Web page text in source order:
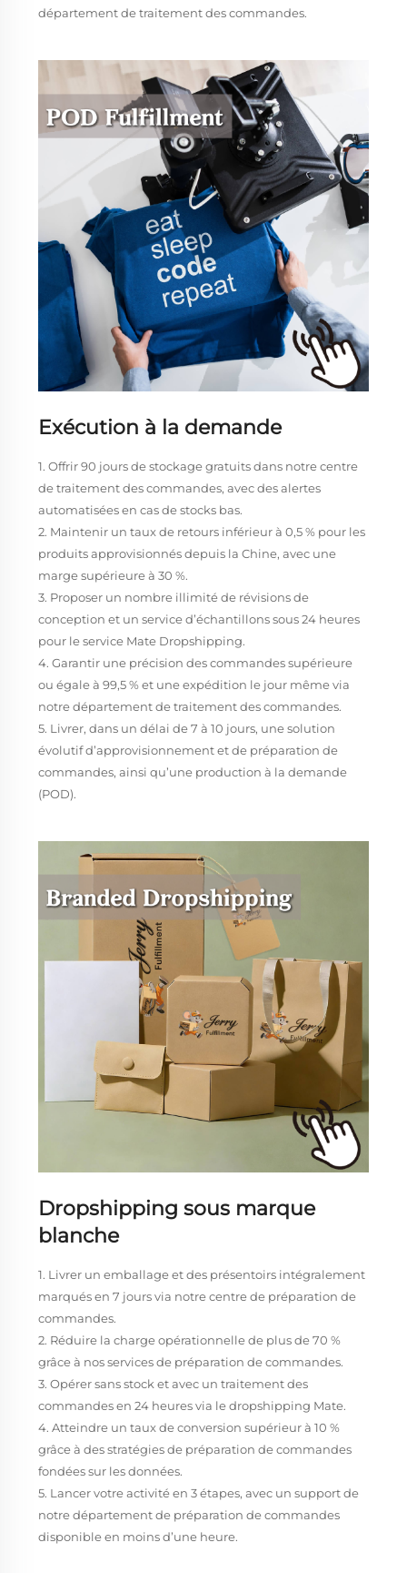
département de traitement des commandes.
Exécution à la demande
1. Offrir 90 jours de stockage gratuits dans notre centre
de traitement des commandes, avec des alertes
automatisées en cas de stocks bas.
2. Maintenir un taux de retours inférieur à 0,5 % pour les
produits approvisionnés depuis la Chine, avec une
marge supérieure à 30 %.
3. Proposer un nombre illimité de révisions de
conception et un service d’échantillons sous 24 heures
pour le service Mate Dropshipping.
4. Garantir une précision des commandes supérieure
ou égale à 99,5 % et une expédition le jour même via
notre département de traitement des commandes.
5. Livrer, dans un délai de 7 à 10 jours, une solution
évolutif d’approvisionnement et de préparation de
commandes, ainsi qu’une production à la demande
(POD).
Dropshipping sous marque
blanche
1. Livrer un emballage et des présentoirs intégralement
marqués en 7 jours via notre centre de préparation de
commandes.
2. Réduire la charge opérationnelle de plus de 70 %
grâce à nos services de préparation de commandes.
3. Opérer sans stock et avec un traitement des
commandes en 24 heures via le dropshipping Mate.
4. Atteindre un taux de conversion supérieur à 10 %
grâce à des stratégies de préparation de commandes
fondées sur les données.
5. Lancer votre activité en 3 étapes, avec un support de
notre département de préparation de commandes
disponible en moins d’une heure.